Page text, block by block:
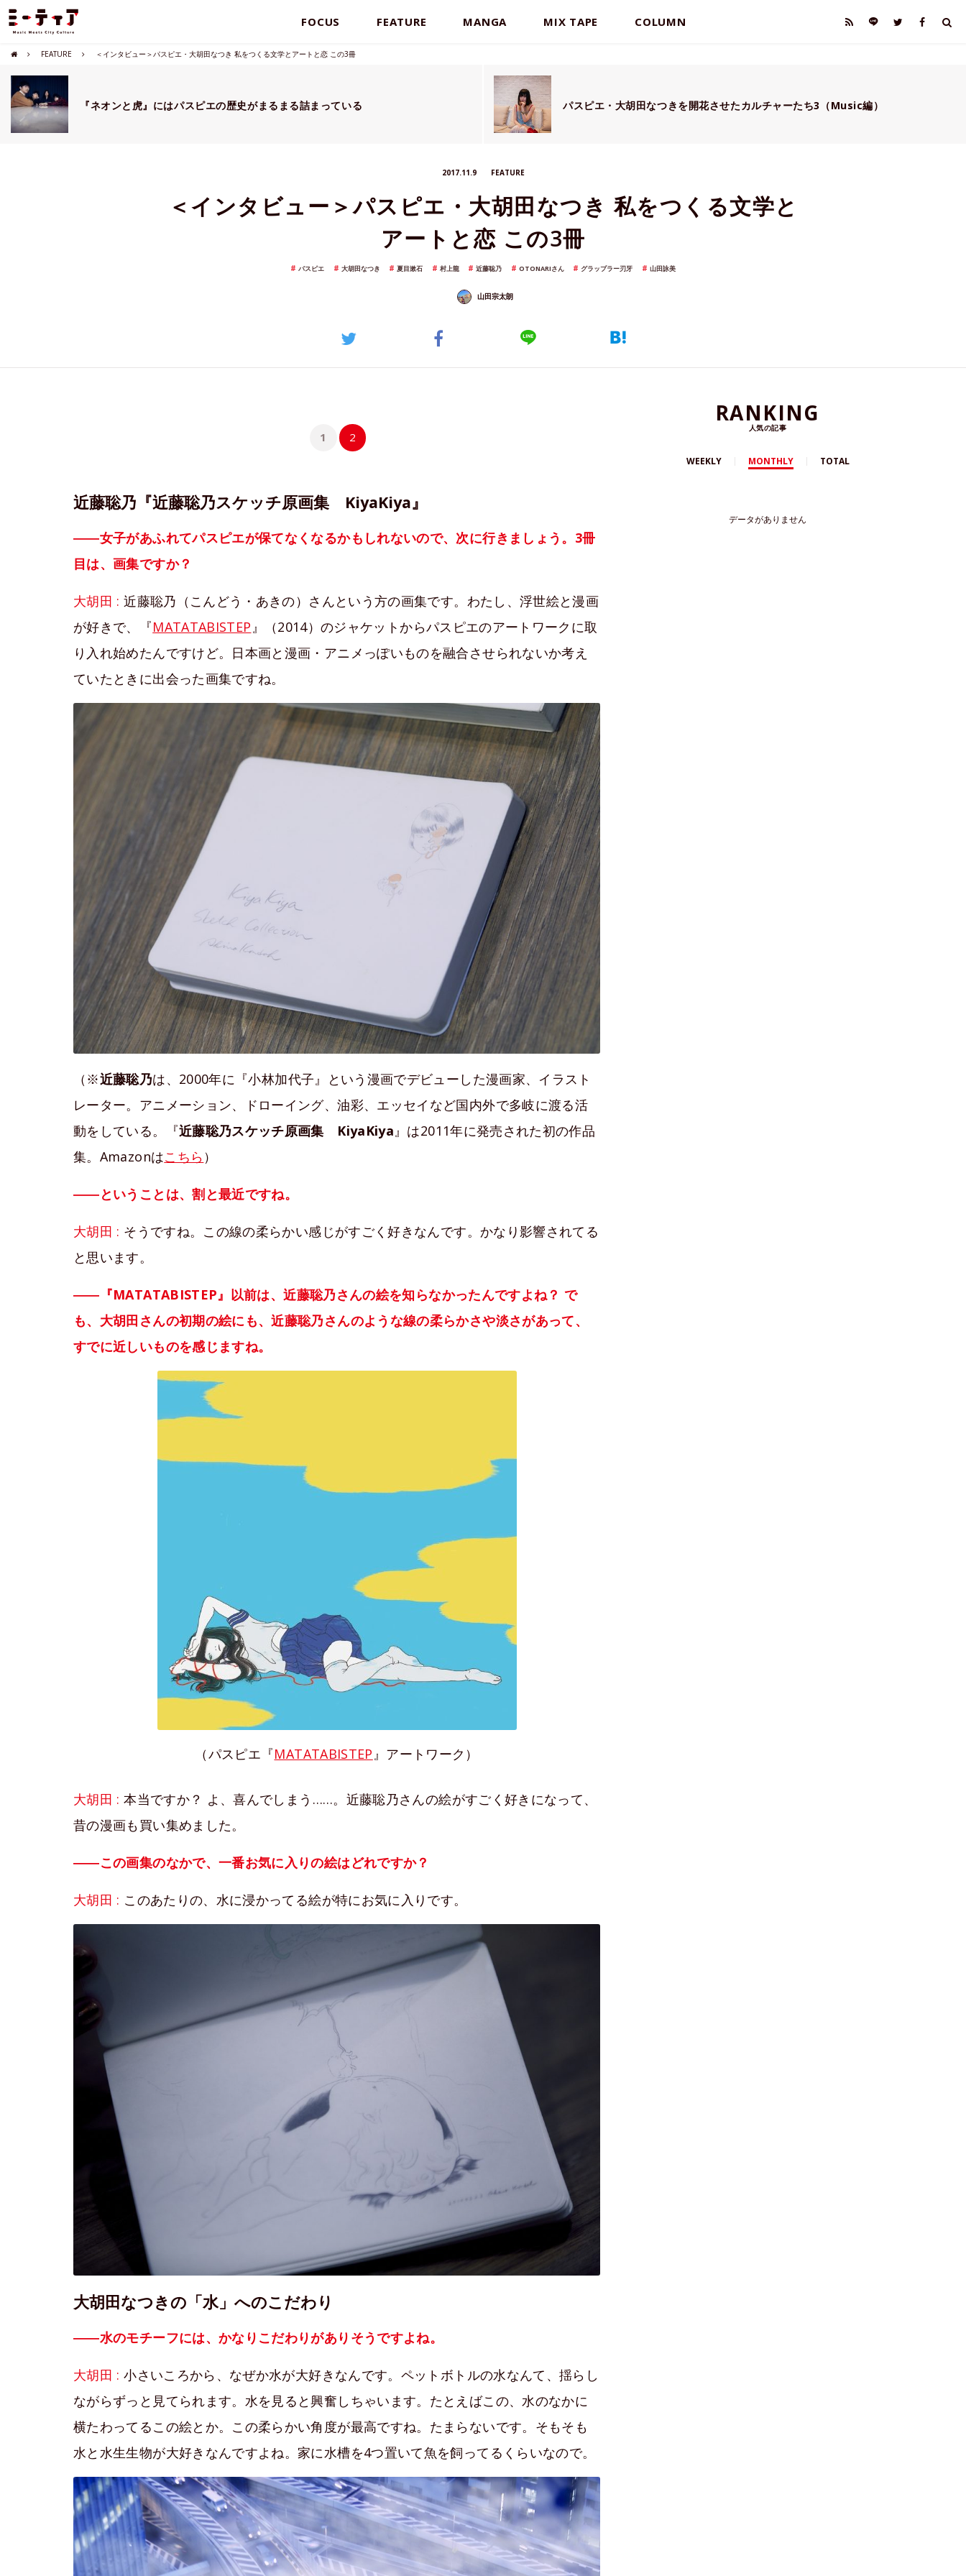
FOCUS FEATURE MANGA MIX TAPE COLUMN
FEATURE ＜インタビュー＞パスピエ・大胡田なつき 私をつくる文学とアートと恋 この3冊
『ネオンと虎』にはパスピエの歴史がまるまる詰まっている パスピエ・大胡田なつきを開花させたカルチャーたち3（Music編）
2017.11.9 FEATURE
＜インタビュー＞パスピエ・大胡田なつき 私をつくる文学と
アートと恋 この3冊
パスピエ 大胡田なつき 夏目漱石 村上龍 近藤聡乃 OTONARIさん グラップラー刃牙 山田詠美
山田宗太朗
1 2
近藤聡乃『近藤聡乃スケッチ原画集 KiyaKiya』
――女子があふれてパスピエが保てなくなるかもしれないので、次に行きましょう。3冊
目は、画集ですか？
大胡田 :近藤聡乃（こんどう・あきの）さんという方の画集です。わたし、浮世絵と漫画
が好きで、『MATATABISTEP』（2014）のジャケットからパスピエのアートワークに取
り入れ始めたんですけど。日本画と漫画・アニメっぽいものを融合させられないか考え
ていたときに出会った画集ですね。
（※近藤聡乃は、2000年に『小林加代子』という漫画でデビューした漫画家、イラスト
レーター。アニメーション、ドローイング、油彩、エッセイなど国内外で多岐に渡る活
動をしている。『近藤聡乃スケッチ原画集 KiyaKiya 』は2011年に発売された初の作品
集。Amazonはこちら ）
――ということは、割と最近ですね。
大胡田 : そうですね。この線の柔らかい感じがすごく好きなんです。かなり影響されてる
と思います。
――『MATATABISTEP』以前は、近藤聡乃さんの絵を知らなかったんですよね？ で
も、大胡田さんの初期の絵にも、近藤聡乃さんのような線の柔らかさや淡さがあって、
すでに近しいものを感じますね。
（パスピエ『MATATABISTEP』アートワーク）
大胡田 :本当ですか？ よ、喜んでしまう……。近藤聡乃さんの絵がすごく好きになって、
昔の漫画も買い集めました。
――この画集のなかで、一番お気に入りの絵はどれですか？
大胡田 : このあたりの、水に浸かってる絵が特にお気に入りです。
大胡田なつきの「水」へのこだわり
――水のモチーフには、かなりこだわりがありそうですよね。
大胡田 :小さいころから、なぜか水が大好きなんです。ペットボトルの水なんて、揺らし
ながらずっと見てられます。水を見ると興奮しちゃいます。たとえばこの、水のなかに
横たわってるこの絵とか。この柔らかい角度が最高ですね。たまらないです。そもそも
水と水生生物が大好きなんですよね。家に水槽を4つ置いて魚を飼ってるくらいなので。
RANKING
人気の記事
WEEKLY MONTHLY TOTAL
データがありません